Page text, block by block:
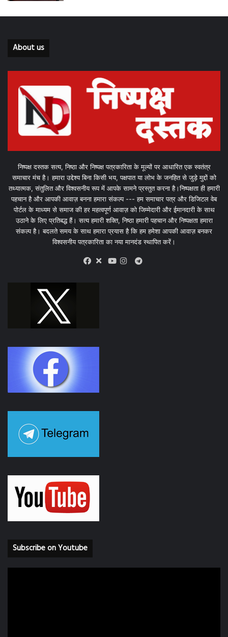
About us
निष्पक्ष दस्तक सत्य, निष्ठा और निष्पक्ष पत्रकारिता के मूल्यों पर आधारित एक स्वतंत्र
समाचार मंच है। हमारा उद्देश्य बिना किसी भय, पक्षपात या लोभ के जनहित से जुड़े मुद्दों को
तथ्यात्मक, संतुलित और विश्वसनीय रूप में आपके सामने प्रस्तुत करना है।निष्पक्षता ही हमारी
पहचान है और आपकी आवाज़ बनना हमारा संकल्प --- हम समाचार पत्र और डिजिटल वेब
पोर्टल के माध्यम से समाज की हर महत्वपूर्ण आवाज़ को जिम्मेदारी और ईमानदारी के साथ
उठाने के लिए प्रतिबद्ध हैं। सत्य हमारी शक्ति, निष्ठा हमारी पहचान और निष्पक्षता हमारा
संकल्प है। बदलते समय के साथ हमारा प्रयास है कि हम हमेशा आपकी आवाज़ बनकर
विश्वसनीय पत्रकारिता का नया मानदंड स्थापित करें।
X
Telegram
Subscribe on Youtube